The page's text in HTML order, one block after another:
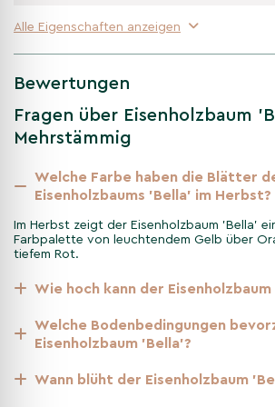
Frühling
Im späten Winter bis frühen Frühling
Knopfblüten vor dem Laubaustrieb –
Sommer
Dunkelgrünes, gesundes Laub prägt die
entwickelt ruhig seine Form und bleibt
Herbst
Die Blätter färben sich intensiv in Gelb,
Alle Eigenschaften anzeigen
Bewertungen
Fragen über Eisenholzbaum
Mehrstämmig
Welche Farbe haben die Blätter
Eisenholzbaums 'Bella' im Herbst?
Im Herbst zeigt der Eisenholzbaum 'Bella'
Farbpalette von leuchtendem Gelb über
tiefem Rot.
Wie hoch kann der
Welche Bodenbedingungen
Eisenholzbaum 'Bella'?
Wann blüht der Eisenholzbaum